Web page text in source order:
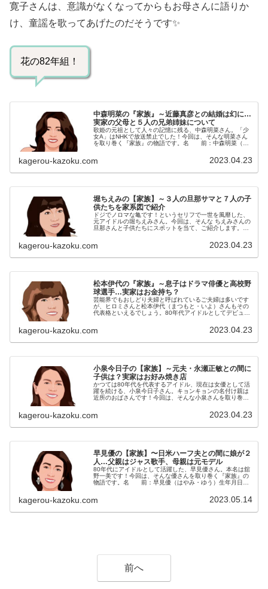
寛子さんは、意識がなくなってからもお母さんに語りか
け、童謡を歌ってあげたのだそうです✨
花の82年組！
中森明菜の『家族』～近藤真彦との結婚は幻に…
実家の父母と５人の兄弟姉妹について
歌姫の元祖として人々の記憶に残る、中森明菜さん。「少
女A」はNHKで放送禁止でした！今回は、そんな明菜さん
を取り巻く『家族』の物語です。名 前：中森明菜（な
kagerou-kazoku.com 2023.04.23
堀ちえみの【家族】～３人の旦那サマと７人の子
供たちを家系図で紹介
ドジでノロマな亀です！というセリフで一世を風靡した、
元アイドルの堀ちえみさん。今回は、そんな ちえみさんの
旦那さんと子供たちにスポットを当て、ご紹介します。
kagerou-kazoku.com 2023.04.23
松本伊代の『家族』～息子はドラマ俳優と高校野
球選手…実家はお金持ち？
芸能界でもおしどり夫婦と呼ばれているご夫婦は多いです
が、ヒロミさんと松本伊代（まつもと・いよ）さんもその
代表格といえるでしょう。80年代アイドルとしてデビュー
kagerou-kazoku.com 2023.04.23
小泉今日子の【家族】～元夫・永瀬正敏との間に
子供は？実家はお好み焼き店
かつては80年代を代表するアイドル、現在は女優として活
躍を続ける、小泉今日子さん。キョンキョンの名付け親は
近所のおばさんです！今回は、そんな小泉さんを取り巻く
kagerou-kazoku.com 2023.04.23
早見優の【家族】〜日米ハーフ夫との間に娘が２
人…父親はジャス歌手、母親は元モデル
80年代にアイドルとして活躍した、早見優さん。本名は舘
野一美です！今回は、そんな優さんを取り巻く『家族』の
物語です。名 前：早見優（はやみ・ゆう）生年月日：
kagerou-kazoku.com 2023.05.14
前へ